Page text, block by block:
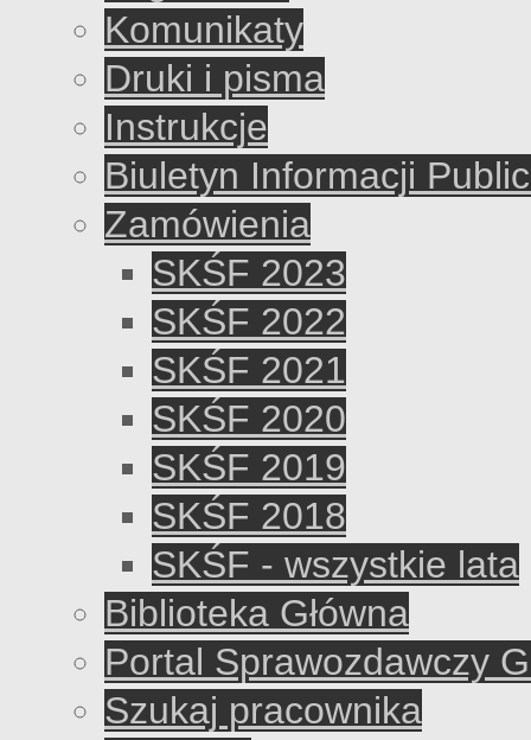
Komunikaty
Druki i pisma
Instrukcje
Biuletyn Informacji
Zamówienia
SKŚF 2023
SKŚF 2022
SKŚF 2021
SKŚF 2020
SKŚF 2019
SKŚF 2018
SKŚF - wszystkie lata
Biblioteka Główna
Portal Sprawozdawczy
Szukaj pracownika